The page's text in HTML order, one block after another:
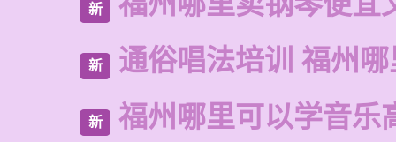
新
新 通俗唱法培训 福州
新 福州哪里可以学音乐